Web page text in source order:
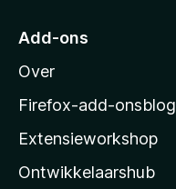
r
o
z
l
l
Add-ons
Over
Firefox-add-onsblog
Extensieworkshop
Ontwikkelaarshub